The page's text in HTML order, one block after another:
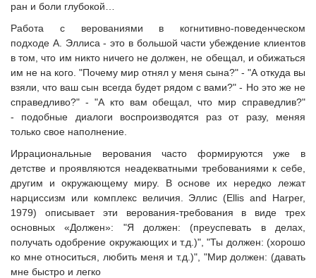
ран и боли глубокой…
Работа с верованиями в когнитивно-поведенческом
подходе А. Эллиса - это в большой части убеждение клиентов
в том, что им никто ничего не должен, не обещал, и обижаться
им не на кого. "Почему мир отнял у меня сына?" - "А откуда вы
взяли, что ваш сын всегда будет рядом с вами?" - Но это же не
справедливо?" - "А кто вам обещал, что мир справедлив?"
- подобные диалоги воспроизводятся раз от разу, меняя
только свое наполнение.
Иррациональные верования часто формируются уже в
детстве и проявляются неадекватными требованиями к себе,
другим и окружающему миру. В основе их нередко лежат
нарциссизм или комплекс величия. Эллис (Ellis and Harper,
1979) описывает эти верования-требования в виде трех
основных «Должен»: "Я должен: (преуспевать в делах,
получать одобрение окружающих и т.д.)", "Ты должен: (хорошо
ко мне относиться, любить меня и т.д.)", "Мир должен: (давать
мне быстро и легко